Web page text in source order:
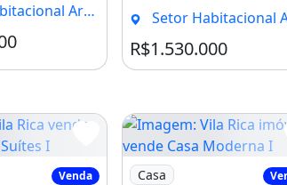
e churrasqueira em
planejado
4 vagas
Brasília - DF
Condomínio R$200
Setor Habitacional Arniqueira, Brasília -
R$1.530.000
vende Sobrado I 05 Suítes I
Venda Imagem: Vila Rica
Casa